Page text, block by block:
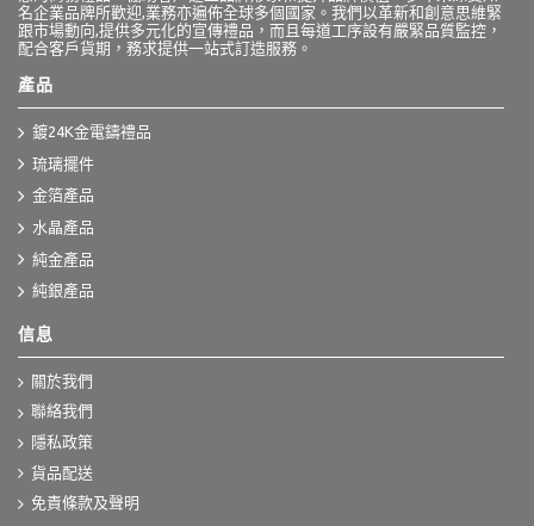
名企業品牌所歡迎,業務亦遍佈全球多個國家。我們以革新和創意思維緊
跟市場動向,提供多元化的宣傳禮品，而且每道工序設有嚴緊品質監控，
配合客戶貨期，務求提供一站式訂造服務。
產品
鍍24K金電鑄禮品
琉璃擺件
金箔產品
水晶產品
純金產品
純銀產品
信息
關於我們
聯絡我們
隱私政策
貨品配送
免責條款及聲明